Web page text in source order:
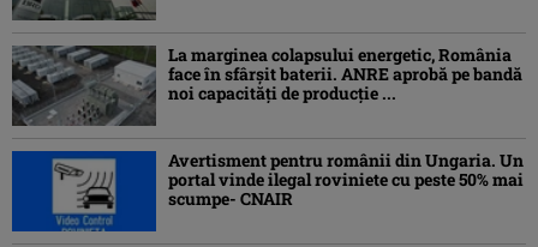
La marginea colapsului energetic, România
face în sfârșit baterii. ANRE aprobă pe bandă
noi capacități de producție ...
Avertisment pentru românii din Ungaria. Un
portal vinde ilegal roviniete cu peste 50% mai
scumpe- CNAIR